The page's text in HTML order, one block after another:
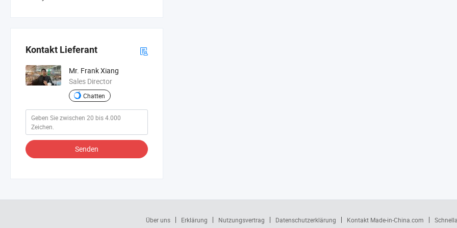
Kontakt Lieferant
Mr. Frank Xiang
Sales Director
Chatten
Senden
Über uns Erklärung Nutzungsvertrag Datenschutzerklärung Kontakt Made-in-China.com